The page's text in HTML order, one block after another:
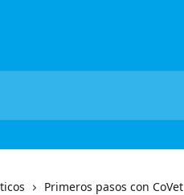
Primeros pasos con CoVet